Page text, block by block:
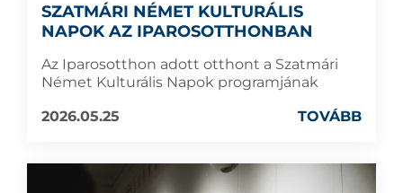
SZATMÁRI NÉMET KULTURÁLIS
NAPOK AZ IPAROSOTTHONBAN
Az Iparosotthon adott otthont a Szatmári
Német Kulturális Napok programjának
2026.05.25
TOVÁBB